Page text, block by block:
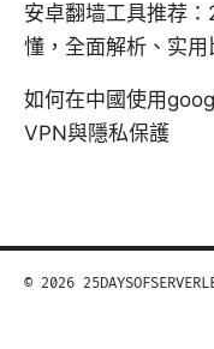
安卓翻墙工具推荐
懂，全面解析、实
如何在中國使用
VPN與隱私保護
© 2026